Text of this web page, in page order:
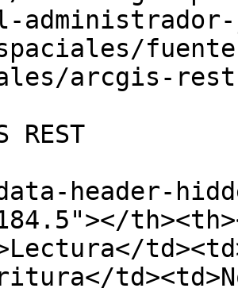
arcgis-
REST
header-